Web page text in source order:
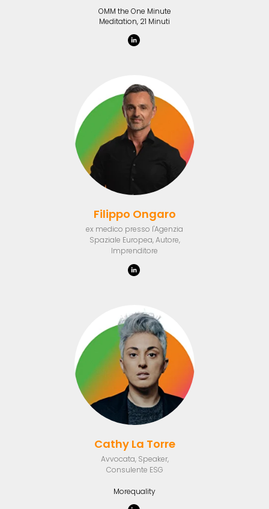
OMM the One Minute
Meditation, 21 Minuti
Filippo Ongaro
ex medico presso l'Agenzia
Spaziale Europea, Autore,
Imprenditore
Cathy La Torre
Avvocata, Speaker,
Consulente ESG
Morequality